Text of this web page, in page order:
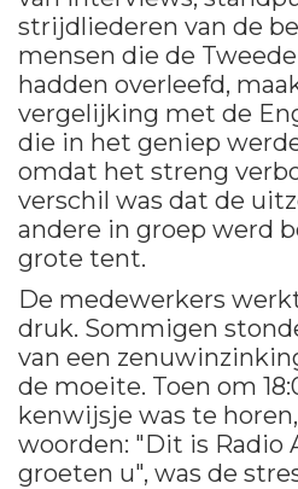
strijdliederen van de
mensen die de
hadden overleefd,
vergelijking met de
die in het geniep
omdat het streng
verschil was dat de
andere in groep werd
grote tent.
De medewerkers
druk. Sommigen
van een
de moeite. Toen om
kenwijsje was te
woorden: "Dit is Radio
groeten u", was de